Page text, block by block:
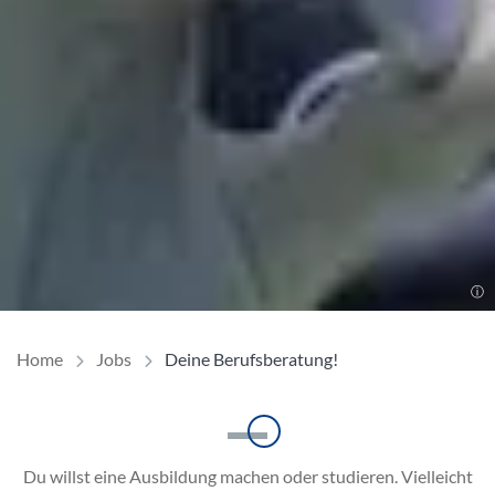
Home Jobs Deine Berufsberatung!
Einleitung
Du willst eine Ausbildung machen oder studieren. Vielleicht